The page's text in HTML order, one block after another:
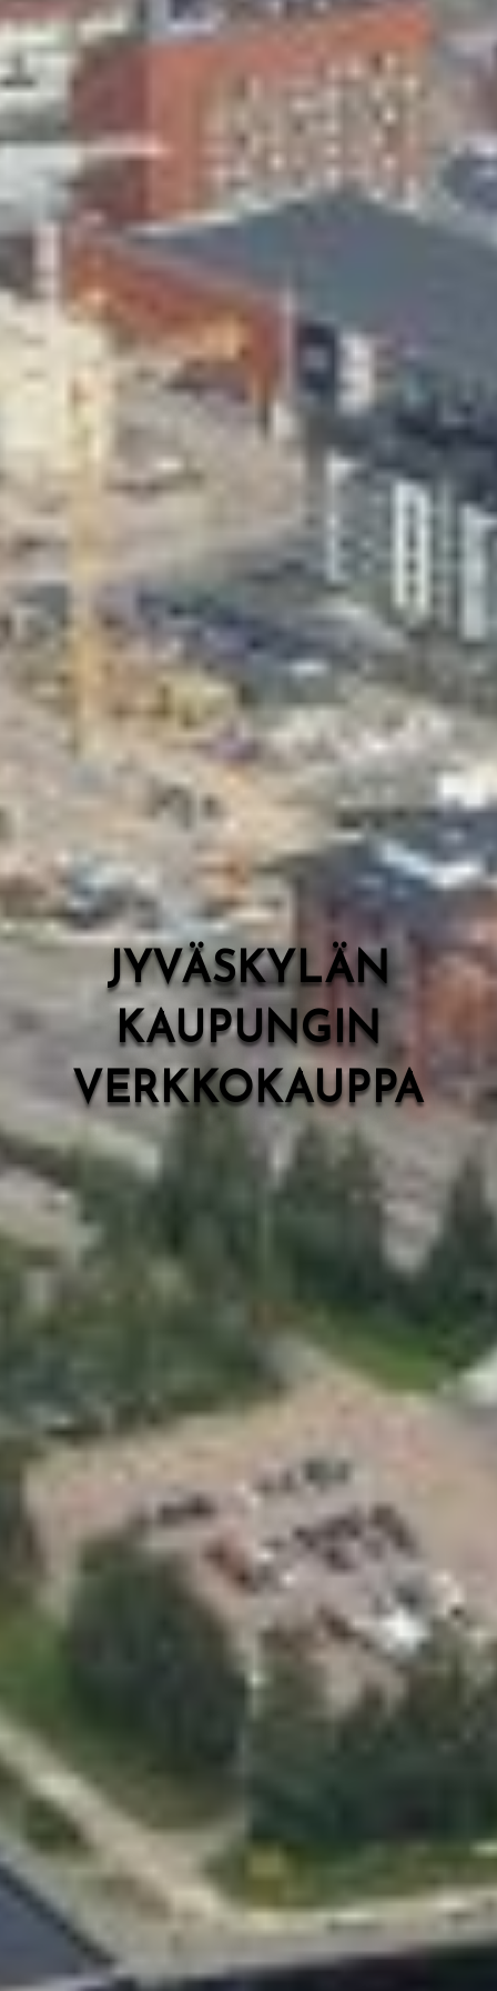
Skeittihalli
Varhaiskasvatus
Ateria- ja välipalamaksut
Mämminiemi
Taideapteekki
Kirjasto
Valon Kaupunki
Lasten Lysti & LystiKylä-festivaali
Ohje
English
JYVÄSKYLÄN
KAUPUNGIN
VERKKOKAUPPA